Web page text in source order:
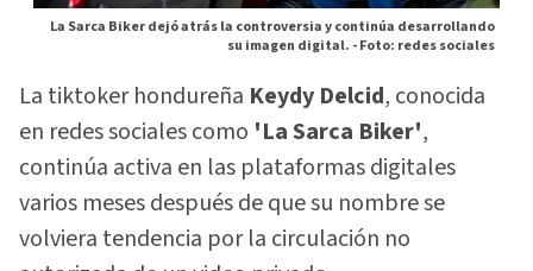
La Sarca Biker dejó atrás la controversia y continúa desarrollando
su imagen digital. -Foto: redes sociales
La tiktoker hondureña Keydy Delcid, conocida
en redes sociales como 'La Sarca Biker',
continúa activa en las plataformas digitales
varios meses después de que su nombre se
volviera tendencia por la circulación no